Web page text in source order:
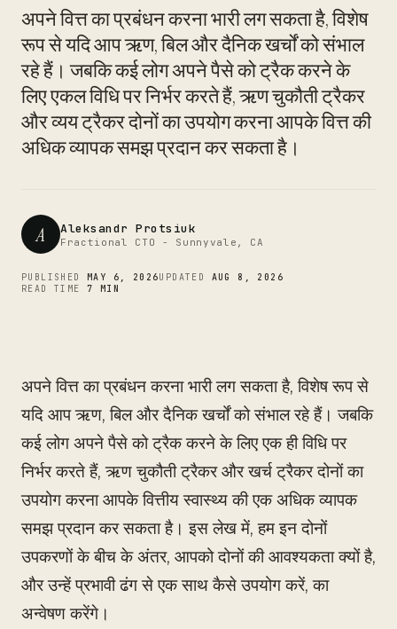
अपने वित्त का प्रबंधन करना भारी लग सकता है, विशेष
रूप से यदि आप ऋण, बिल और दैनिक खर्चों को संभाल
रहे हैं। जबकि कई लोग अपने पैसे को ट्रैक करने के
लिए एकल विधि पर निर्भर करते हैं, ऋण चुकौती ट्रैकर
और व्यय ट्रैकर दोनों का उपयोग करना आपके वित्त की
अधिक व्यापक समझ प्रदान कर सकता है।
A Aleksandr Protsiuk
Fractional CTO - Sunnyvale, CA
PUBLISHED MAY 6, 2026UPDATED AUG 8, 2026
READ TIME 7 MIN
अपने वित्त का प्रबंधन करना भारी लग सकता है, विशेष रूप से
यदि आप ऋण, बिल और दैनिक खर्चों को संभाल रहे हैं। जबकि
कई लोग अपने पैसे को ट्रैक करने के लिए एक ही विधि पर
निर्भर करते हैं, ऋण चुकौती ट्रैकर और खर्च ट्रैकर दोनों का
उपयोग करना आपके वित्तीय स्वास्थ्य की एक अधिक व्यापक
समझ प्रदान कर सकता है। इस लेख में, हम इन दोनों
उपकरणों के बीच के अंतर, आपको दोनों की आवश्यकता क्यों है,
और उन्हें प्रभावी ढंग से एक साथ कैसे उपयोग करें, का
अन्वेषण करेंगे।